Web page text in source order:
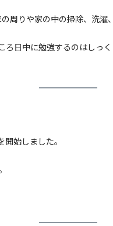
周りや家の中の掃除、洗濯
日中に勉強するのはしっ
始しました。